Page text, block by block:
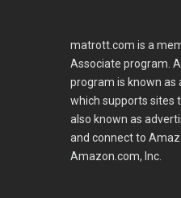
matrott.com is a
Associate program.
program is known as
which supports sites
also known as
and connect to
Amazon.com, Inc.